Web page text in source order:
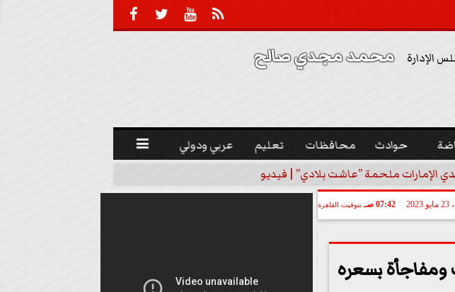
  

الإدارة محمد مجدي صالح
حوادث محافظات تعليم عربي ودولي 
الإمارات ملحمة ”عاشت بلادي” | فيديو
07:42 صـ بتوقيت القاهرة
السوداء|تراجع 6 جنيهات ومفاجأة بسعره